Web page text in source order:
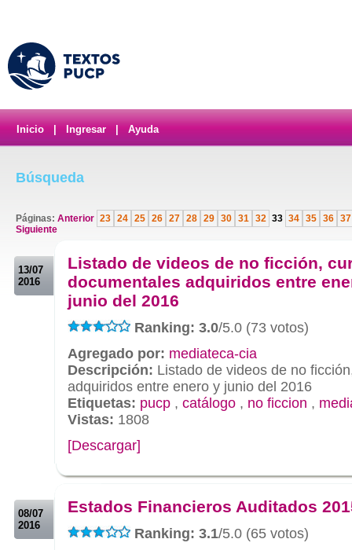
Inicio Ingresar Ayuda
Búsqueda
Páginas: Anterior 23 24 25 26 27 28 29 30 31 32 33 34 35 36 37
Siguiente
13/07
2016
Listado de videos de no ficción,
documentales adquiridos entre
junio del 2016
Ranking: 3.0/5.0 (73 votos)
Agregado por: mediateca-cia
Descripción: Listado de videos de no
adquiridos entre enero y junio del 2016
Etiquetas: pucp , catálogo , no ficcion ,
Vistas: 1808
[Descargar]
08/07
2016
Estados Financieros Auditados
Ranking: 3.1/5.0 (65 votos)